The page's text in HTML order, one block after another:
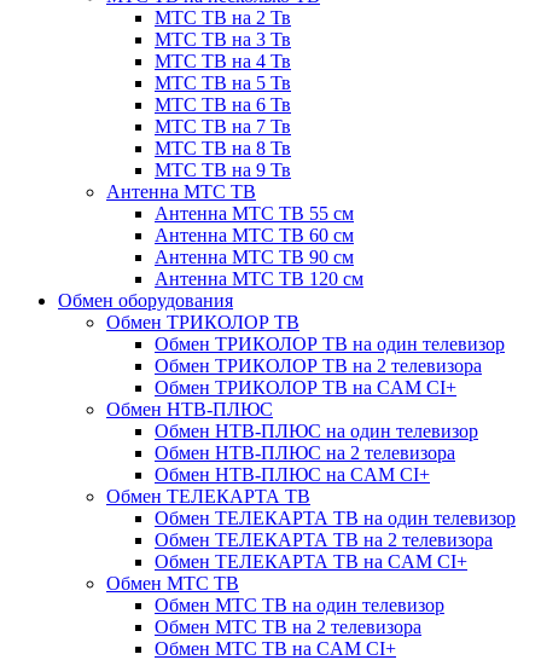
МТС ТВ на 2 Тв
МТС ТВ на 3 Тв
МТС ТВ на 4 Тв
МТС ТВ на 5 Тв
МТС ТВ на 6 Тв
МТС ТВ на 7 Тв
МТС ТВ на 8 Тв
МТС ТВ на 9 Тв
Антенна МТС ТВ
Антенна МТС ТВ 55 см
Антенна МТС ТВ 60 см
Антенна МТС ТВ 90 см
Антенна МТС ТВ 120 см
Обмен оборудования
Обмен ТРИКОЛОР ТВ
Обмен ТРИКОЛОР ТВ на один телевизор
Обмен ТРИКОЛОР ТВ на 2 телевизора
Обмен ТРИКОЛОР ТВ на CAM CI+
Обмен НТВ-ПЛЮС
Обмен НТВ-ПЛЮС на один телевизор
Обмен НТВ-ПЛЮС на 2 телевизора
Обмен НТВ-ПЛЮС на CAM CI+
Обмен ТЕЛЕКАРТА ТВ
Обмен ТЕЛЕКАРТА ТВ на один телевизор
Обмен ТЕЛЕКАРТА ТВ на 2 телевизора
Обмен ТЕЛЕКАРТА ТВ на CAM CI+
Обмен МТС ТВ
Обмен МТС ТВ на один телевизор
Обмен МТС ТВ на 2 телевизора
Обмен МТС ТВ на CAM CI+